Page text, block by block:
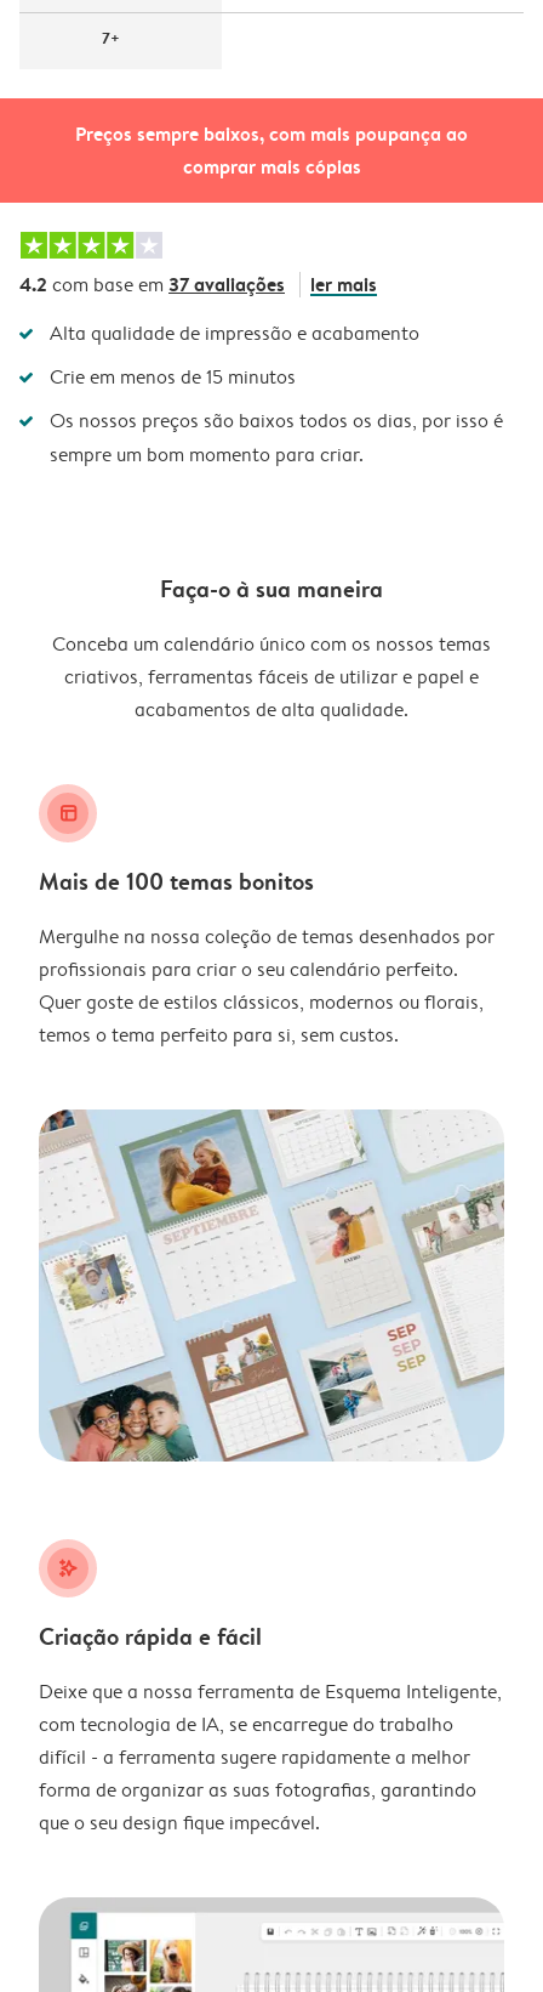
Preços sempre baixos, com mais poupança ao
comprar mais cópias
7+
4.2 com base em 37 avaliações ler mais
Alta qualidade de impressão e acabamento
Crie em menos de 15 minutos
Os nossos preços são baixos todos os dias, por isso é
sempre um bom momento para criar.
Faça-o à sua maneira
Conceba um calendário único com os nossos temas
criativos, ferramentas fáceis de utilizar e papel e
acabamentos de alta qualidade.
layout_alt
Mais de 100 temas bonitos
Mergulhe na nossa coleção de temas desenhados por
profissionais para criar o seu calendário perfeito.
Quer goste de estilos clássicos, modernos ou florais,
temos o tema perfeito para si, sem custos.
stars_plus
Criação rápida e fácil
Deixe que a nossa ferramenta de Esquema Inteligente,
com tecnologia de IA, se encarregue do trabalho
difícil - a ferramenta sugere rapidamente a melhor
forma de organizar as suas fotografias, garantindo
que o seu design fique impecável.